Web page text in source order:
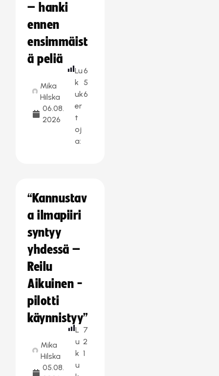
– hanki
ennen
ensimmäist
ä peliä
Mika
Hilska
06.08.
2026
Lu
k
uk
er
t
oj
a:
6
5
6
“Kannustav
a ilmapiiri
syntyy
yhdessä –
Reilu
Aikuinen -
pilotti
käynnistyy”
Mika
Hilska
05.08.
L
u
k
u
7
2
1